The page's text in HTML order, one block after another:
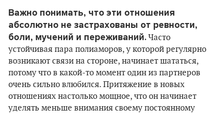
Важно понимать, что эти отношения
абсолютно не застрахованы от ревности,
боли, мучений и переживаний. Часто
устойчивая пара полиаморов, у которой регулярно
возникают связи на стороне, начинает шататься,
потому что в какой-то момент один из партнеров
очень сильно влюбился. Притяжение в новых
отношениях настолько мощное, что он начинает
уделять меньше внимания своему постоянному